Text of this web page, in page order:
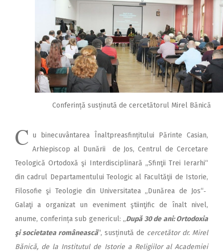
Conferință susținută de cercetătorul Mirel Bănică
C u binecuvântarea Înalt­­­prea­sfințitului Pă­­­rinte Casian,
Arhi­episcop al Dunării de Jos, Centrul de Cercetare
Teologică Ortodoxă şi Interdisciplinară „Sfinţii Trei Ierarhi“
din cadrul Departamentului Teologic al Facultăţii de Istorie,
Filosofie şi Teologie din Universitatea „Dunărea de Jos“‑
Galaţi a organizat un eveniment ştiinţific de înalt nivel,
anume, conferința sub genericul: „După 30 de ani: Ortodoxia
şi societatea românească“, susținută de cercetător dr. Mirel
Bănică, de la Institutul de Istorie a Religiilor al Academiei